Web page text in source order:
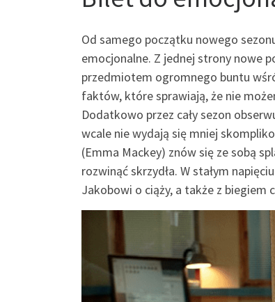
Od samego początku nowego
emocjonalne. Z jednej strony nowe
przedmiotem ogromnego buntu
faktów, które sprawiają, że nie
Dodatkowo przez cały sezon
wcale nie wydają się mniej
(Emma Mackey) znów się ze sobą
rozwinąć skrzydła. W stałym
Jakobowi o ciąży, a także z biegiem